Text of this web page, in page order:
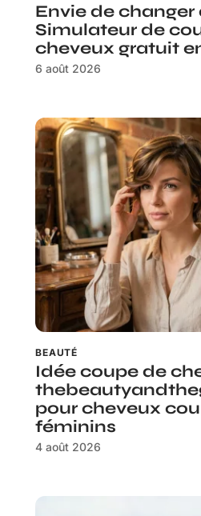
Envie de changer
Simulateur de
cheveux gratuit
6 août 2026
BEAUTÉ
Idée coupe de
pour cheveux
féminins
4 août 2026